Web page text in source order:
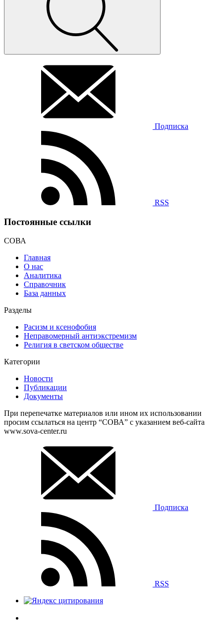
Подписка
RSS
Постоянные ссылки
СОВА
Главная
О нас
Аналитика
Справочник
База данных
Разделы
Расизм и ксенофобия
Неправомерный антиэкстремизм
Религия в светском обществе
Категории
Новости
Публикации
Документы
При перепечатке материалов или ином их использовании
просим ссылаться на центр “СОВА” с указанием веб-сайта
www.sova-center.ru
Подписка
RSS